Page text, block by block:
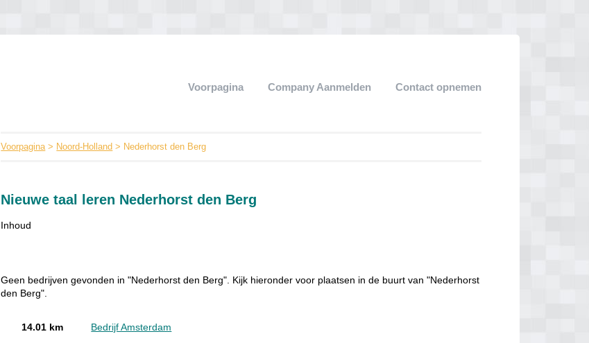
Voorpagina Company Aanmelden Contact opnemen
Voorpagina> Noord-Holland > Nederhorst den Berg
Nieuwe taal leren Nederhorst den Berg
Inhoud
Geen bedrijven gevonden in "Nederhorst den Berg". Kijk hieronder voor plaatsen in de buurt van "Nederhorst
den Berg".
14.01 km Bedrijf Amsterdam